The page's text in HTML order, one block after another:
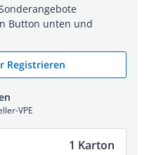
Button unten und
Registrieren
VPE
1 Karton